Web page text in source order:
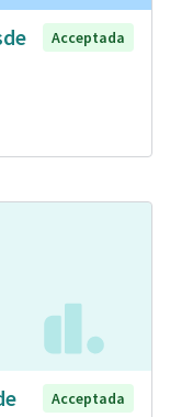
Acceptada
Acceptada